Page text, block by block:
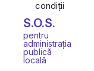
condiții
S.O.S.
pentru
administrația
publică
locală